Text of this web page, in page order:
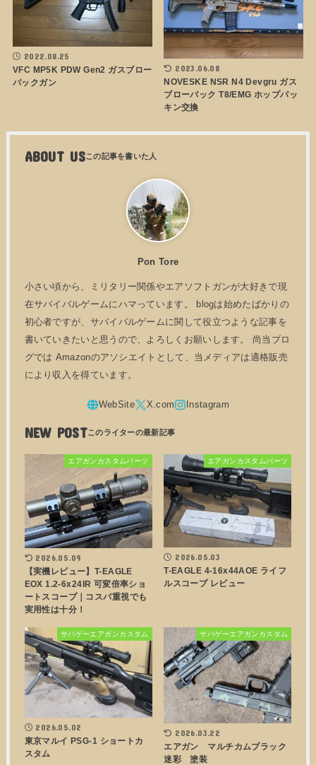
2022.08.25
VFC MP5K PDW Gen2 ガスブロー
バックガン
2023.06.08
NOVESKE NSR N4 Devgru ガス
ブローバック T8/EMG ホップパッ
キン交換
ABOUT US
Pon Tore
小さい頃から、ミリタリー関係やエアソフトガンが大好きで現
在サバイバルゲームにハマっています。 blogは始めたばかりの
初心者ですが、サバイバルゲームに関して役立つような記事を
書いていきたいと思うので、よろしくお願いします。 尚当ブロ
グでは Amazonのアソシエイトとして、当メディアは適格販売
により収入を得ています。
NEW POST
エアガンカスタムパーツ
2026.05.09
【実機レビュー】T-EAGLE
EOX 1.2-6x24IR 可変倍率ショ
ートスコープ｜コスパ重視でも
実用性は十分！
エアガンカスタムパーツ
2026.05.03
T-EAGLE 4-16x44AOE ライフ
ルスコープ レビュー
サバゲーエアガンカスタム
2026.05.02
東京マルイ PSG-1 ショートカ
スタム
サバゲーエアガンカスタム
2026.03.22
エアガン マルチカムブラック
迷彩 塗装